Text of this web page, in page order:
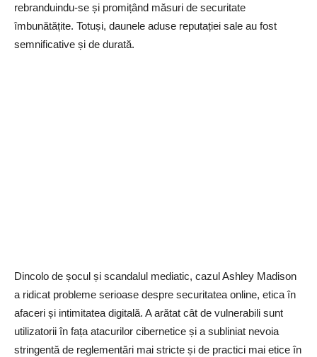
rebranduindu-se și promițând măsuri de securitate
îmbunătățite. Totuși, daunele aduse reputației sale au fost
semnificative și de durată.
Dincolo de șocul și scandalul mediatic, cazul Ashley Madison
a ridicat probleme serioase despre securitatea online, etica în
afaceri și intimitatea digitală. A arătat cât de vulnerabili sunt
utilizatorii în fața atacurilor cibernetice și a subliniat nevoia
stringentă de reglementări mai stricte și de practici mai etice în